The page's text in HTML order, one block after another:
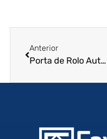
Anterior
Porta de Rolo Automática em Taubaté – SP